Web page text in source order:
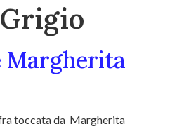
Margherita
toccata da Margherita